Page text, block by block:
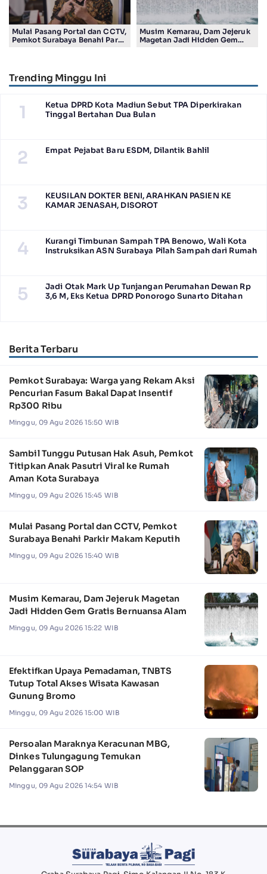
Mulai Pasang Portal dan CCTV,
Pemkot Surabaya Benahi Parkir
Musim Kemarau, Dam Jejeruk
Magetan Jadi Hidden Gem
Trending Minggu Ini
1
Ketua DPRD Kota Madiun Sebut TPA Diperkirakan
Tinggal Bertahan Dua Bulan
2 Empat Pejabat Baru ESDM, Dilantik Bahlil
3
KEUSILAN DOKTER BENI, ARAHKAN PASIEN KE
KAMAR JENASAH, DISOROT
4
Kurangi Timbunan Sampah TPA Benowo, Wali Kota
Instruksikan ASN Surabaya Pilah Sampah dari Rumah
5
Jadi Otak Mark Up Tunjangan Perumahan Dewan Rp
3,6 M, Eks Ketua DPRD Ponorogo Sunarto Ditahan
Berita Terbaru
Pemkot Surabaya: Warga yang Rekam Aksi
Pencurian Fasum Bakal Dapat Insentif
Rp300 Ribu
Minggu, 09 Agu 2026 15:50 WIB
Sambil Tunggu Putusan Hak Asuh, Pemkot
Titipkan Anak Pasutri Viral ke Rumah
Aman Kota Surabaya
Minggu, 09 Agu 2026 15:45 WIB
Mulai Pasang Portal dan CCTV, Pemkot
Surabaya Benahi Parkir Makam Keputih
Minggu, 09 Agu 2026 15:40 WIB
Musim Kemarau, Dam Jejeruk Magetan
Jadi Hidden Gem Gratis Bernuansa Alam
Minggu, 09 Agu 2026 15:22 WIB
Efektifkan Upaya Pemadaman, TNBTS
Tutup Total Akses Wisata Kawasan
Gunung Bromo
Minggu, 09 Agu 2026 15:00 WIB
Persoalan Maraknya Keracunan MBG,
Dinkes Tulungagung Temukan
Pelanggaran SOP
Minggu, 09 Agu 2026 14:54 WIB